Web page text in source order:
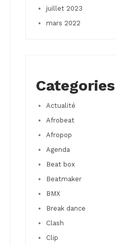
juillet 2023
mars 2022
Categories
Actualité
Afrobeat
Afropop
Agenda
Beat box
Beatmaker
BMX
Break dance
Clash
Clip